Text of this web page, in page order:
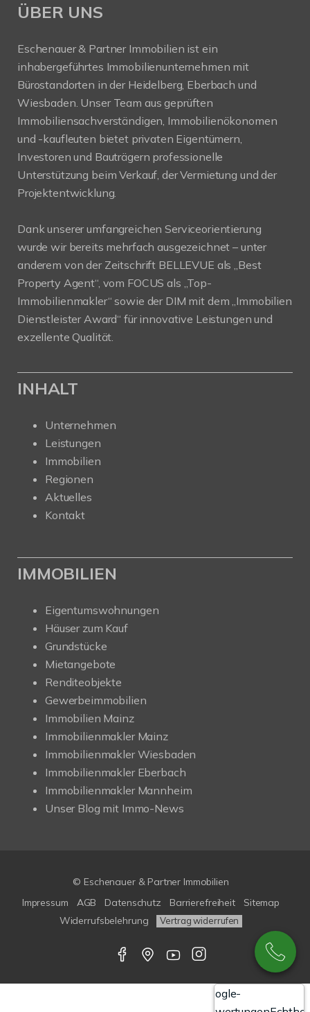
ÜBER UNS
Eschenauer & Partner Immobilien ist ein
inhabergeführtes Immobilienunternehmen mit
Bürostandorten in der Heidelberg, Eberbach und
Wiesbaden. Unser Team aus geprüften
Immobiliensachverständigen, Immobilienökonomen
und -kaufleuten bietet privaten Eigentümern,
Investoren und Bauträgern professionelle
Unterstützung beim Verkauf, der Vermietung und der
Projektentwicklung.
Dank unserer umfangreichen Serviceorientierung
wurde wir bereits mehrfach ausgezeichnet – unter
anderem von der Zeitschrift BELLEVUE als „Best
Property Agent“, vom FOCUS als „Top-
Immobilienmakler“ sowie der DIM mit dem „Immobilien
Dienstleister Award“ für innovative Leistungen und
exzellente Qualität.
INHALT
Unternehmen
Leistungen
Immobilien
Regionen
Aktuelles
Kontakt
IMMOBILIEN
Eigentumswohnungen
Häuser zum Kauf
Grundstücke
Mietangebote
Renditeobjekte
Gewerbeimmobilien
Immobilien Mainz
Immobilienmakler Mainz
Immobilienmakler Wiesbaden
Immobilienmakler Eberbach
Immobilienmakler Mannheim
Unser Blog mit Immo-News
© Eschenauer & Partner Immobilien
Impressum
AGB Datenschutz Barrierefreiheit
Sitemap
Widerrufsbelehrung
Vertrag widerrufen
Google-